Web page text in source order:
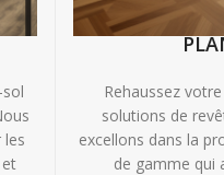
Rehaussez
solutions de
excellons dans la
de gamme qui